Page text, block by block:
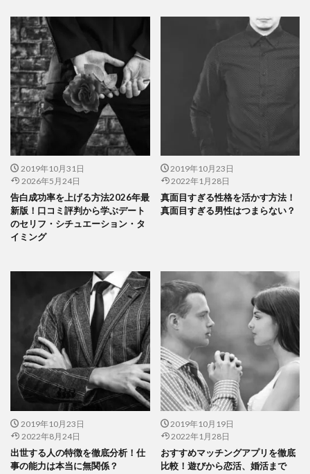
2019年10月31日
2026年5月24日
告白成功率を上げる方法2026年最
新版！口コミ評判から学ぶデート
のセリフ・シチュエーション・タ
イミング
2019年10月23日
2022年1月28日
真面目すぎる性格を活かす方法！
真面目すぎる男性はつまらない？
2019年10月23日
2022年8月24日
出世する人の特徴を徹底分析！仕
事の能力は本当に無関係？
2019年10月19日
2022年1月28日
おすすめマッチングアプリを徹底
比較！遊びから恋活、婚活まで